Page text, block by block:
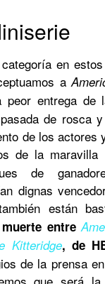
en
a
peor entrega de
de rosca
de los actores
de la maravilla
de
dignas
están
entre
Kitteridge, de
de la prensa